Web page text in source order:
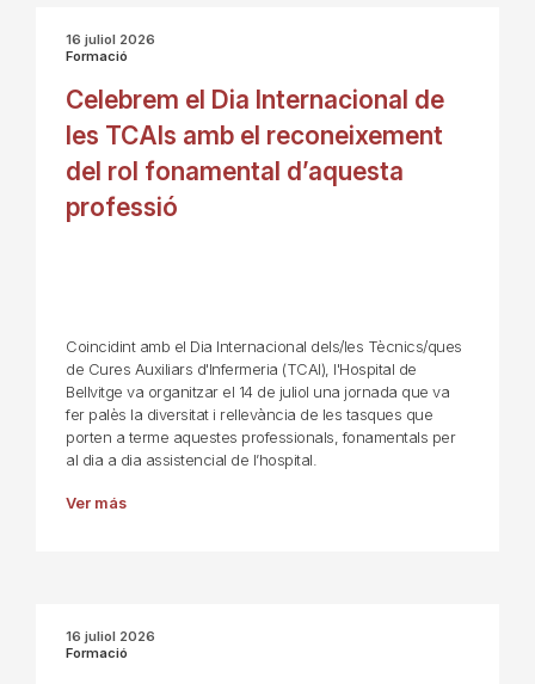
16 juliol 2026
Formació
Celebrem el Dia Internacional de
les TCAIs amb el reconeixement
del rol fonamental d’aquesta
professió
Coincidint amb el Dia Internacional dels/les Tècnics/ques
de Cures Auxiliars d'Infermeria (TCAI), l'Hospital de
Bellvitge va organitzar el 14 de juliol una jornada que va
fer palès la diversitat i rellevància de les tasques que
porten a terme aquestes professionals, fonamentals per
al dia a dia assistencial de l’hospital.
Ver más
16 juliol 2026
Formació